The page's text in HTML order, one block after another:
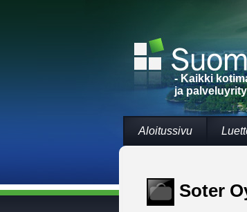
- Kaikki
ja
Aloitussivu
Soter